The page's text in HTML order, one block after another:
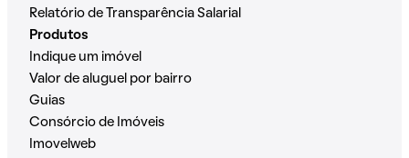
Relatório de Transparência Salarial
Produtos
Indique um imóvel
Valor de aluguel por bairro
Guias
Consórcio de Imóveis
Imovelweb